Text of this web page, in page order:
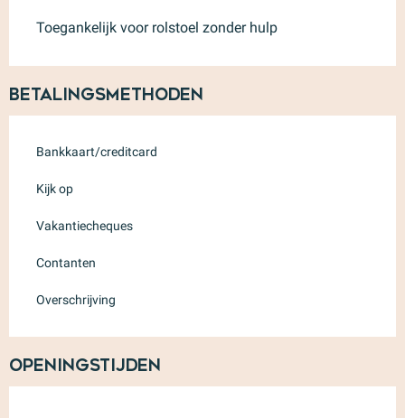
Toegankelijk voor rolstoel zonder hulp
Betalingsmethoden
Bankkaart/creditcard
Kijk op
Vakantiecheques
Contanten
Overschrijving
Openingstijden